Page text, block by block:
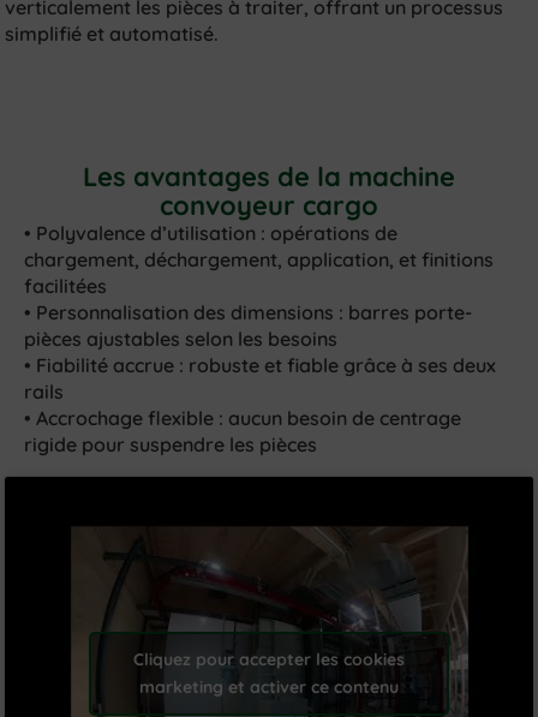
verticalement les pièces à traiter, offrant un processus
simplifié et automatisé.
Les avantages de la machine
convoyeur cargo
• Polyvalence d’utilisation : opérations de
chargement, déchargement, application, et finitions
facilitées
• Personnalisation des dimensions : barres porte-
pièces ajustables selon les besoins
• Fiabilité accrue : robuste et fiable grâce à ses deux
rails
• Accrochage flexible : aucun besoin de centrage
rigide pour suspendre les pièces
Cliquez pour accepter les cookies
marketing et activer ce contenu